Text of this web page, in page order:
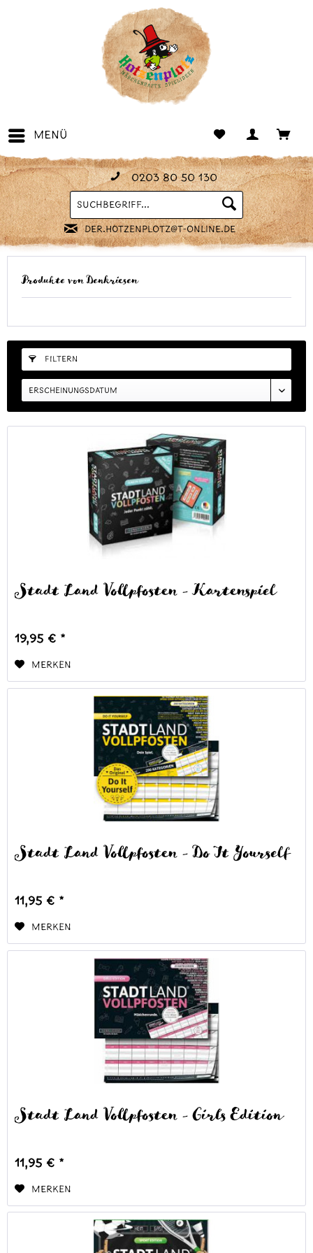
Menü
0203 80 50 130
Suchen
der.hotzenplotz@t-online.de
Produkte von Denkriesen
FILTERN
Stadt Land Vollpfosten - Kartenspiel
19,95 € *
Merken
Stadt Land Vollpfosten - Do It Yourself
11,95 € *
Merken
Stadt Land Vollpfosten - Girls Edition
11,95 € *
Merken